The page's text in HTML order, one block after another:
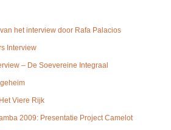
het interview door Rafa Palacios
Interview
– De Soevereine Integraal
Viere Rijk
2009: Presentatie Project Camelot